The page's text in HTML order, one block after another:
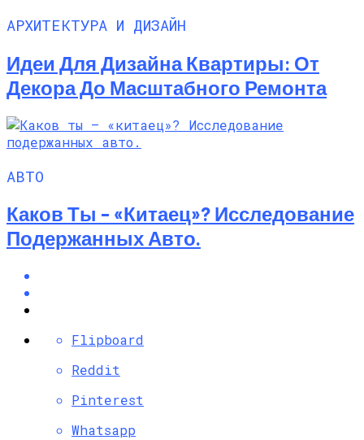
АРХИТЕКТУРА И ДИЗАЙН
Идеи Для Дизайна Квартиры: От
Декора До Масштабного Ремонта
АВТО
Каков Ты – «китаец»? Исследование
Подержанных Авто.
Flipboard
Reddit
Pinterest
Whatsapp